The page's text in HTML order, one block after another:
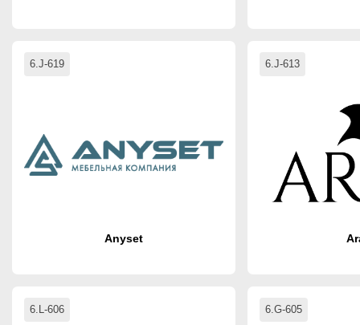
6.J-619
Anyset
6.J-613
6.L-606 6.G-605